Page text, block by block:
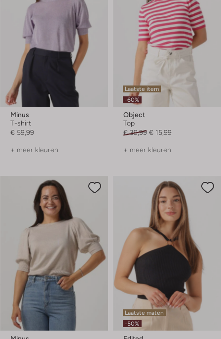
Minus
T-shirt
€ 59,99
+ meer kleuren
Laatste item
-60%
Object
Top
€ 39,99 € 15,99
+ meer kleuren
Laatste maten
-50%